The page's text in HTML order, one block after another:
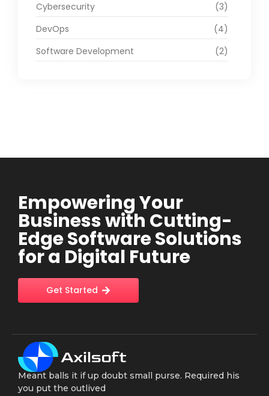
Cybersecurity
(3)
DevOps
(4)
Software Development
(2)
Empowering Your
Business with Cutting-
Edge Software Solutions
for a Digital Future
Get Started
Meant balls it if up doubt small purse. Required his
you put the outlived